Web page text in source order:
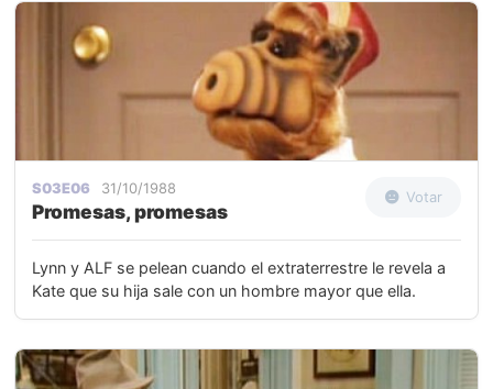
S03E06 31/10/1988
Promesas, promesas
Votar
Lynn y ALF se pelean cuando el extraterrestre le revela a
Kate que su hija sale con un hombre mayor que ella.